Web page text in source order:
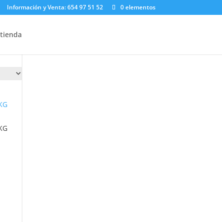
Información y Venta: 654 97 51 52 0 elementos